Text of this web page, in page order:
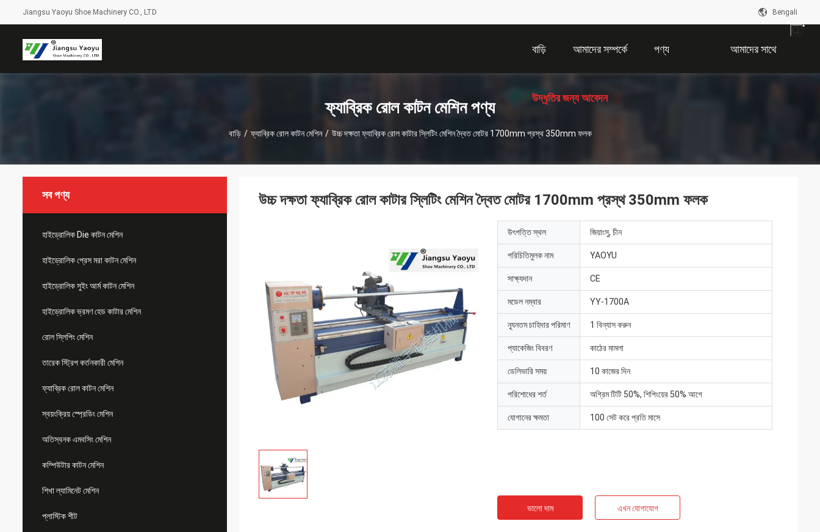
Jiangsu Yaoyu Shoe Machinery CO., LTD Bengali
বাড়ি আমাদের সম্পর্কে পণ্য আমাদের সাথে
যোগাযোগ করুন
উদ্ধৃতির জন্য আবেদন
ফ্যাব্রিক রোল কাটন মেশিন পণ্য
বাড়ি / ফ্যাব্রিক রোল কাটন মেশিন / উচ্চ দক্ষতা ফ্যাব্রিক রোল কাটার স্লিটিং মেশিন দ্বৈত মোটর 1700mm প্রস্থ 350mm ফলক
সব পণ্য
হাইড্রোলিক Die কাটন মেশিন
হাইড্রোলিক প্রেস মরা কাটন মেশিন
হাইড্রোলিক সুইং আর্ম কাটন মেশিন
হাইড্রোলিক ভ্রমণ হেড কাটার মেশিন
রোল স্লিপিং মেশিন
তারেক স্ট্রিপ কর্তনকারী মেশিন
ফ্যাব্রিক রোল কাটন মেশিন
স্বয়ংক্রিয় স্প্রেডিং মেশিন
অতিস্বনক এমবসিং মেশিন
কম্পিউটার কাটন মেশিন
শিখা ল্যামিনেট মেশিন
প্লাস্টিক শীট
উচ্চ দক্ষতা ফ্যাব্রিক রোল কাটার স্লিটিং মেশিন দ্বৈত মোটর 1700mm প্রস্থ 350mm ফলক
উৎপত্তি স্থল জিয়াংসু, চীন
পরিচিতিমুলক নাম YAOYU
সাক্ষ্যদান CE
মডেল নম্বার YY-1700A
ন্যূনতম চাহিদার পরিমাণ 1 বিন্যাস করুন
প্যাকেজিং বিবরণ কাঠের মামলা
ডেলিভারি সময় 10 কাজের দিন
পরিশোধের শর্ত অগ্রিম টিটি 50%, শিপিংয়ের 50% আগে
যোগানের ক্ষমতা 100 সেট করে প্রতি মাসে
ভালো দাম এখন যোগাযোগ